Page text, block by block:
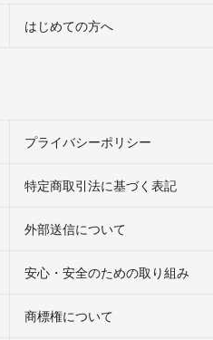
はじめての方へ
プライバシーポリシー
特定商取引法に基づく表記
外部送信について
安心・安全のための取り組み
商標権について